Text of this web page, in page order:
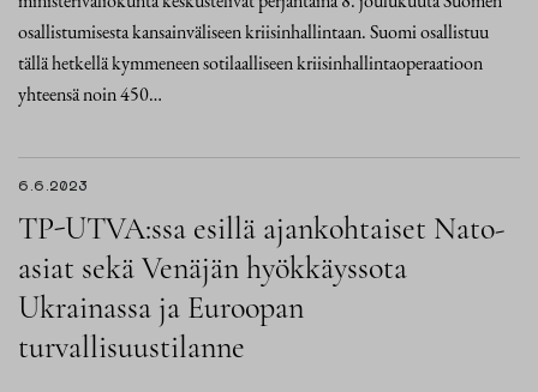
osallistumisesta kansainväliseen kriisinhallintaan. Suomi osallistuu
tällä hetkellä kymmeneen sotilaalliseen kriisinhallintaoperaatioon
yhteensä noin 450…
6.6.2023
TP-UTVA:ssa esillä ajankohtaiset Nato-
asiat sekä Venäjän hyökkäyssota
Ukrainassa ja Euroopan
turvallisuustilanne